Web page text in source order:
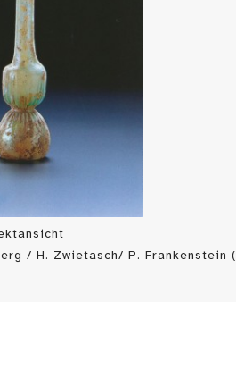
/ H. Zwietasch/ P. Frankenstein (